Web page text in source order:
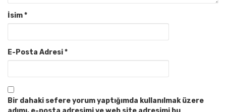
İsim*
E-Posta Adresi*
Bir dahaki sefere yorum yaptığımda kullanılmak üzere